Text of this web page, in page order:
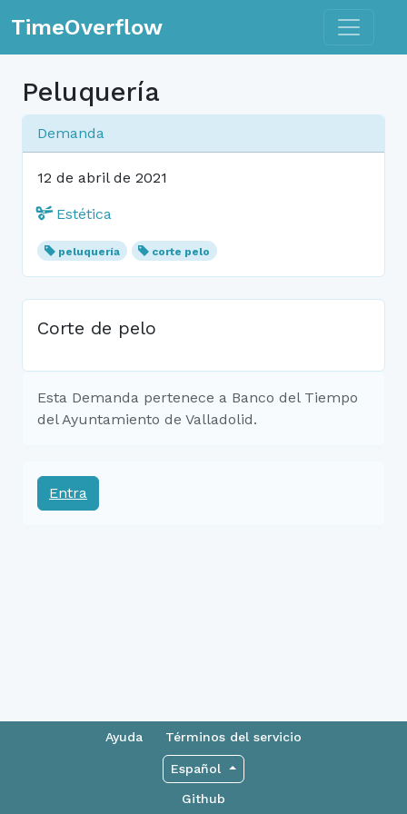
TimeOverflow Toggle
Peluquería
Demanda
12 de abril de 2021
Estética
peluquería corte pelo
Corte de pelo
Esta Demanda pertenece a Banco del Tiempo
del Ayuntamiento de Valladolid.
Entra
Ayuda Términos del servicio
Español
Github